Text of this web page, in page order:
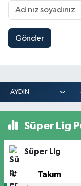
Gönder
Süper Lig
Süper Lig
# Takım